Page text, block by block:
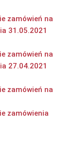
zamówień na
31.05.2021
zamówień na
27.04.2021
zamówień na
zamówienia